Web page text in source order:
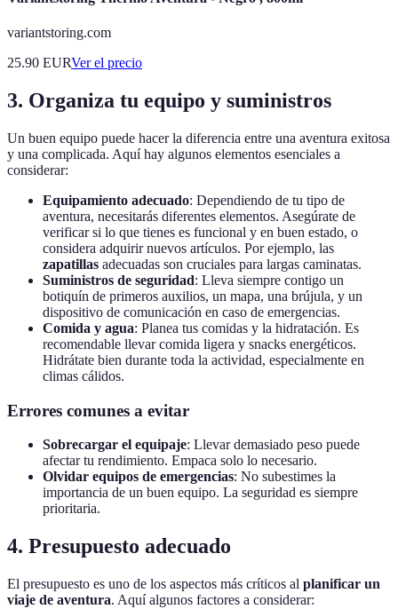
variantstoring.com
25.90 EURVer el precio
3. Organiza tu equipo y suministros
Un buen equipo puede hacer la diferencia entre una aventura exitosa
y una complicada. Aquí hay algunos elementos esenciales a
considerar:
Equipamiento adecuado: Dependiendo de tu tipo de
aventura, necesitarás diferentes elementos. Asegúrate de
verificar si lo que tienes es funcional y en buen estado, o
considera adquirir nuevos artículos. Por ejemplo, las
zapatillas adecuadas son cruciales para largas caminatas.
Suministros de seguridad: Lleva siempre contigo un
botiquín de primeros auxilios, un mapa, una brújula, y un
dispositivo de comunicación en caso de emergencias.
Comida y agua: Planea tus comidas y la hidratación. Es
recomendable llevar comida ligera y snacks energéticos.
Hidrátate bien durante toda la actividad, especialmente en
climas cálidos.
Errores comunes a evitar
Sobrecargar el equipaje: Llevar demasiado peso puede
afectar tu rendimiento. Empaca solo lo necesario.
Olvidar equipos de emergencias: No subestimes la
importancia de un buen equipo. La seguridad es siempre
prioritaria.
4. Presupuesto adecuado
El presupuesto es uno de los aspectos más críticos al planificar un
viaje de aventura. Aquí algunos factores a considerar: